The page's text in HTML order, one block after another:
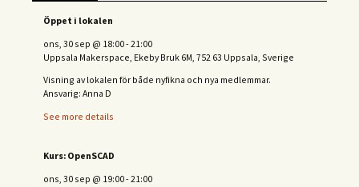
Öppet i lokalen
ons, 30 sep @ 18:00-21:00
Uppsala Makerspace, Ekeby Bruk 6M, 752 63 Uppsala, Sverige
Visning av lokalen för både nyfikna och nya medlemmar.
Ansvarig: Anna D
See more details
Kurs: OpenSCAD
ons, 30 sep @ 19:00-21:00